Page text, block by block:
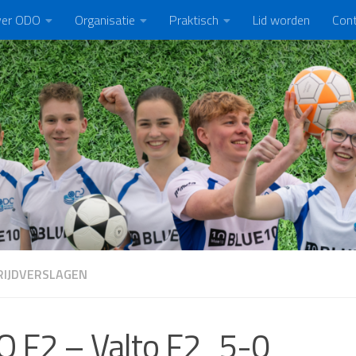
ODO Organisatie Praktisch Lid worden
F2 – Valto F2 5-0